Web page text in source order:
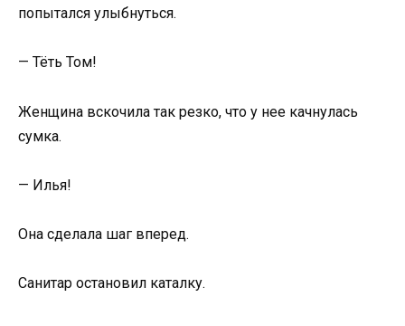
попытался улыбнуться.
— Тёть Том!
Женщина вскочила так резко, что у нее качнулась
сумка.
— Илья!
Она сделала шаг вперед.
Санитар остановил каталку.